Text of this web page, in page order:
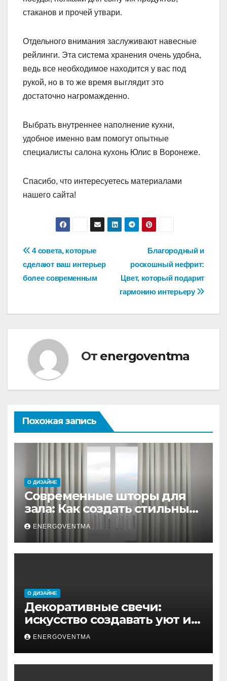
стаканов и прочей утвари.
Отдельного внимания заслуживают навесные
рейлинги. Эта система хранения очень удобна,
ведь все необходимое находится у вас под
рукой, но в то же время выглядит это
достаточно нагромажденно.
Выбрать внутреннее наполнение кухни,
удобное именно вам помогут опытные
специалисты салона кухонь Юлис в Воронеже.
Спасибо, что интересуетесь материалами
нашего сайта!
Навигация
по
Благородный и
роскошный нефрит:
Цвет, который подарит
гармонию интерьеру
4 совета, которые
сделают ваш интерьер
более современным
От energoventma
Похожая запись
О ДИЗАЙНЕ
Современные шторы для
зала: Как создать стильный
интерьер без лишних
усилий
ENERGOVENTMA
О ДИЗАЙНЕ
Декоративные свечи:
искусство создавать уют и
эстетику в каждом доме
ENERGOVENTMA